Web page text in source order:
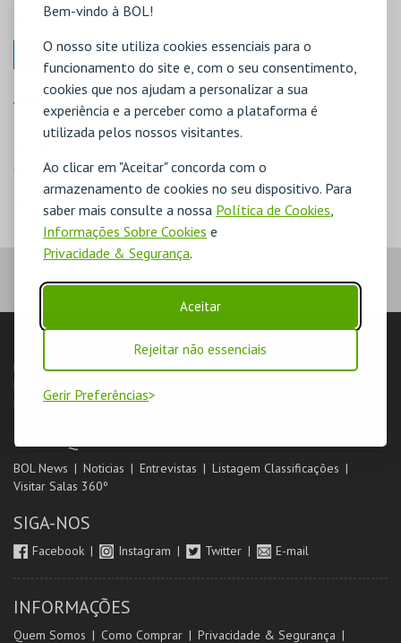
Bem-vindo à BOL!
O nosso site utiliza cookies essenciais para o
funcionamento do site e, com o seu consentimento,
cookies que nos ajudam a personalizar a sua
experiência e a perceber como a plataforma é
utilizada pelos nossos visitantes.
Ao clicar em "Aceitar" concorda com o
armazenamento de cookies no seu dispositivo. Para
saber mais consulte a nossa Política de Cookies
Informações Sobre Cookies e
Privacidade & Segurança.
Aceitar
Rejeitar não essenciais
Gerir Preferências
COM STOCK
COMPRAR
ANO EDIÇÃO/ REIMPRESSÃO
2011
96
Português
LOJA
Pesquisar Carrinho de compras Eventos Cartões
Produtos
Packs
Livro de Reclamações
Minha Conta
DESTAQUES
BOL News Noticias Entrevistas
Listagem Classificações
Visitar Salas 360º
SIGA-NOS
Facebook Instagram Twitter E-mail
INFORMAÇÕES
Quem Somos Como Comprar Privacidade & Segurança